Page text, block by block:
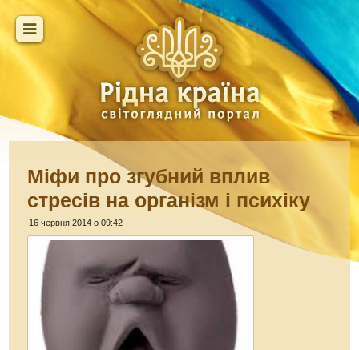
Міфи про згубний вплив
стресів на організм і психіку
16 червня 2014 о 09:42